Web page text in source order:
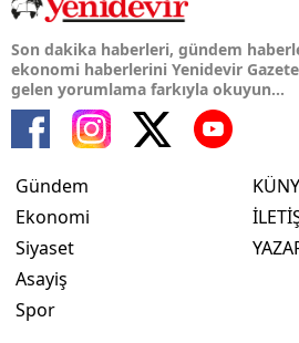
Son dakika haberleri, gündem
ekonomi haberlerini Yenidevir
gelen yorumlama farkıyla okuyun...
Gündem
Ekonomi
Siyaset
Asayiş
Spor